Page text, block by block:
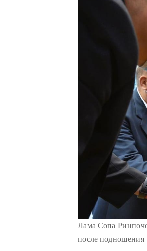
Лама Сопа
после подношения